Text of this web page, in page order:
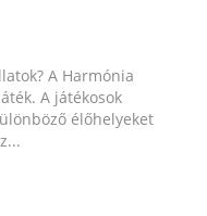
A Harmónia
A játékosok
élőhelyeket